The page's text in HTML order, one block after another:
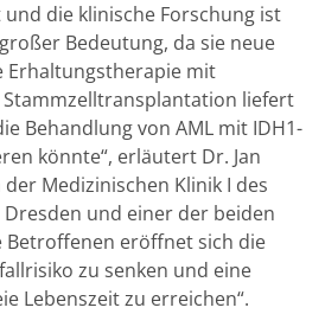
und die klinische Forschung ist
Bedeutung, da sie neue
Erhaltungstherapie mit
liefert
Behandlung von AML mit IDH1-
könnte“, erläutert Dr. Jan
Medizinischen Klinik I des
und einer der beiden
Betroffenen eröffnet sich die
zu senken und eine
Lebenszeit zu erreichen“.